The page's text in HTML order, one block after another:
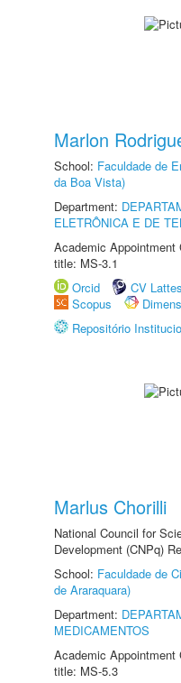
Marlon
School: Faculdade de
da Boa Vista)
Department:
ELETRÔNICA E DE
Academic Appointment
title: MS-3.1
Orcid
CV Lattes
Scopus
Repositório
Marlus Chorilli
National Council for
Development (CNPq)
School: Faculdade de
de Araraquara)
Department:
MEDICAMENTOS
Academic Appointment
title: MS-5.3